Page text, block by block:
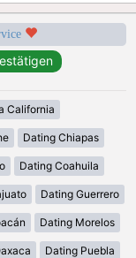
California
Dating Chiapas
Dating Coahuila
Dating Guerrero
Dating Morelos
Dating Puebla